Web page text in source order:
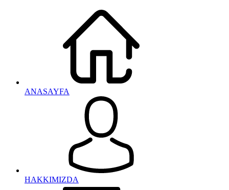
ANASAYFA
HAKKIMIZDA